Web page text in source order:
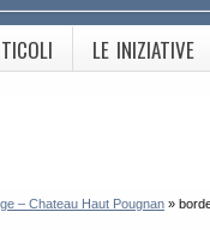
LE INIZIATIVE
– Chateau Haut Pougnan »